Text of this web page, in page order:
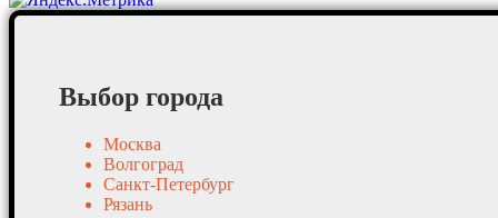
Выбор города
Москва
Волгоград
Санкт-Петербург
Рязань